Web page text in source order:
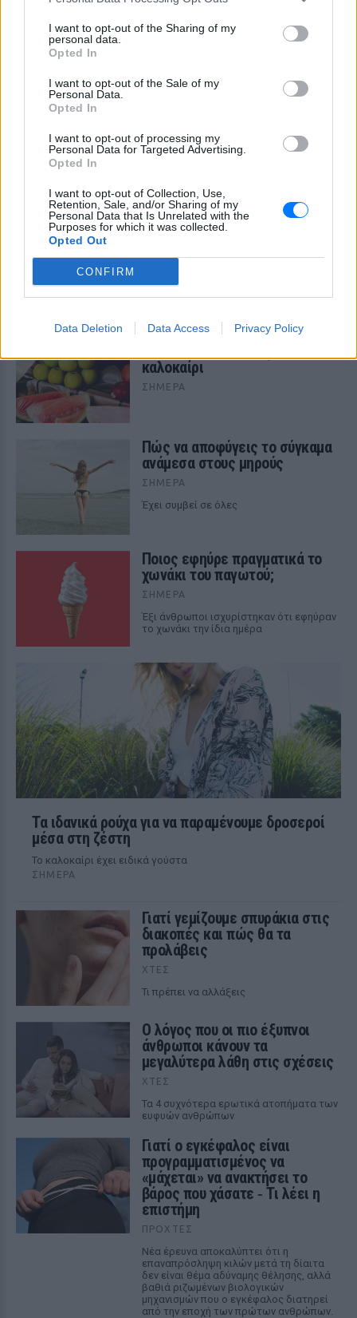
I want to opt-out of the Sharing of my
personal data.
Opted In
I want to opt-out of the Sale of my
Personal Data.
Opted In
I want to opt-out of processing my
Personal Data for Targeted Advertising.
Opted In
I want to opt-out of Collection, Use,
Retention, Sale, and/or Sharing of my
Personal Data that Is Unrelated with the
Purposes for which it was collected.
Opted Out
CONFIRM
Data Deletion Data Access Privacy Policy
ΔΕΙΤΕ ΕΠΙΣΗΣ
ΣΤΗΝ ΙΔΙΑ ΚΑΤΗΓΟΡΙΑ
6 φρούτα που μπορουν να
καλοκαίρι
ΣΉΜΕΡΑ
Πώς να αποφύγεις το σύγκαμα
ανάμεσα στους μηρούς
ΣΉΜΕΡΑ
Έχει συμβεί σε όλες
Ποιος εφηύρε πραγματικά το
χωνάκι του παγωτού;
ΣΉΜΕΡΑ
Έξι άνθρωποι ισχυρίστηκαν ότι εφηύραν
το χωνάκι την ίδια ημέρα
Τα ιδανικά ρούχα για να παραμένουμε δροσεροί
μέσα στη ζέστη
To καλοκαίρι έχει ειδικά γούστα
ΣΉΜΕΡΑ
Γιατί γεμίζουμε σπυράκια στις
διακοπές και πώς θα τα
προλάβεις
ΧΤΕΣ
Τι πρέπει να αλλάξεις
Ο λόγος που οι πιο έξυπνοι
άνθρωποι κάνουν τα
μεγαλύτερα λάθη στις σχέσεις
ΧΤΕΣ
Τα 4 συχνότερα ερωτικά ατοπήματα των
ευφυών ανθρώπων
Γιατί ο εγκέφαλος είναι
προγραμματισμένος να
«μάχεται» να ανακτήσει το
βάρος που χάσατε ‑ Τι λέει η
επιστήμη
ΠΡΟΧΤΈΣ
Νέα έρευνα αποκαλύπτει ότι η
επαναπρόσληψη κιλών μετά τη δίαιτα
δεν είναι θέμα αδύναμης θέλησης, αλλά
βαθιά ριζωμένων βιολογικών
μηχανισμών που ο εγκέφαλος διατηρεί
από την εποχή των πρώτων ανθρώπων.